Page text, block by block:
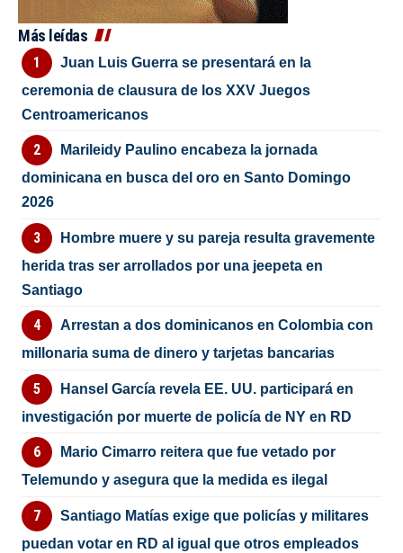
Más leídas
Juan Luis Guerra se presentará en la
ceremonia de clausura de los XXV Juegos
Centroamericanos
Marileidy Paulino encabeza la jornada
dominicana en busca del oro en Santo Domingo
2026
Hombre muere y su pareja resulta gravemente
herida tras ser arrollados por una jeepeta en
Santiago
Arrestan a dos dominicanos en Colombia con
millonaria suma de dinero y tarjetas bancarias
Hansel García revela EE. UU. participará en
investigación por muerte de policía de NY en RD
Mario Cimarro reitera que fue vetado por
Telemundo y asegura que la medida es ilegal
Santiago Matías exige que policías y militares
puedan votar en RD al igual que otros empleados